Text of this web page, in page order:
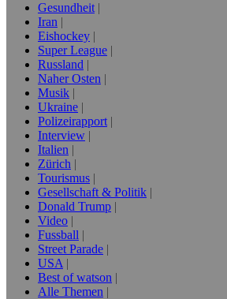
Gesundheit
Iran
Eishockey
Super League
Russland
Naher Osten
Musik
Ukraine
Polizeirapport
Interview
Italien
Zürich
Tourismus
Gesellschaft & Politik
Donald Trump
Video
Fussball
Street Parade
USA
Best of watson
Alle Themen